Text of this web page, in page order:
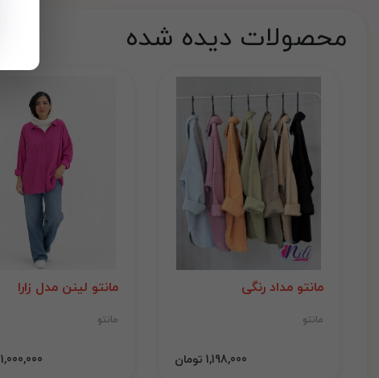
محصولات دیده شده
مانتو مداد رنگی
مانتو
1,198,000 تومان
مانتو لینن مدل زارا
مانتو
1,000,000 تومان